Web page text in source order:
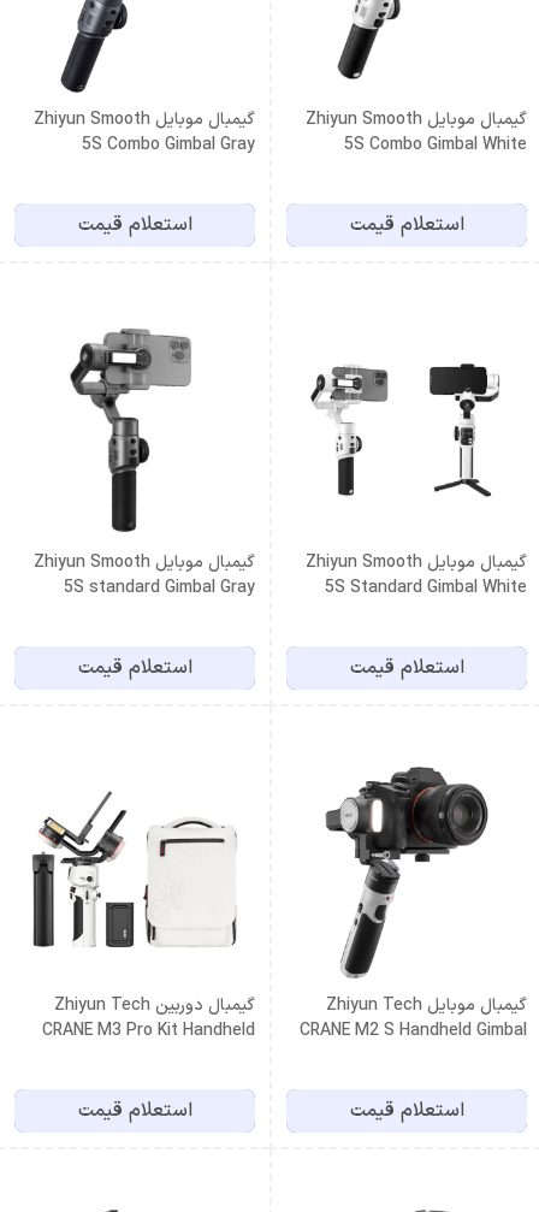
گیمبال موبایل Zhiyun Smooth
5S Combo Gimbal White
استعلام قیمت
گیمبال موبایل Zhiyun Smooth
5S Combo Gimbal Gray
استعلام قیمت
گیمبال موبایل Zhiyun Smooth
5S Standard Gimbal White
استعلام قیمت
گیمبال موبایل Zhiyun Smooth
5S standard Gimbal Gray
استعلام قیمت
گیمبال موبایل Zhiyun Tech
CRANE M2 S Handheld Gimbal
استعلام قیمت
گیمبال دوربین Zhiyun Tech
CRANE M3 Pro Kit Handheld
استعلام قیمت